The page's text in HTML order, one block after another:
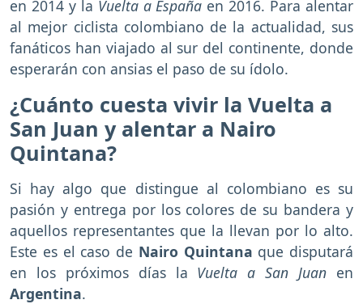
en 2014 y la Vuelta a España en 2016. Para alentar
al mejor ciclista colombiano de la actualidad, sus
fanáticos han viajado al sur del continente, donde
esperarán con ansias el paso de su ídolo.
¿Cuánto cuesta vivir la Vuelta a
San Juan y alentar a Nairo
Quintana?
Si hay algo que distingue al colombiano es su
pasión y entrega por los colores de su bandera y
aquellos representantes que la llevan por lo alto.
Este es el caso de Nairo Quintana que disputará
en los próximos días la Vuelta a San Juan en
Argentina.